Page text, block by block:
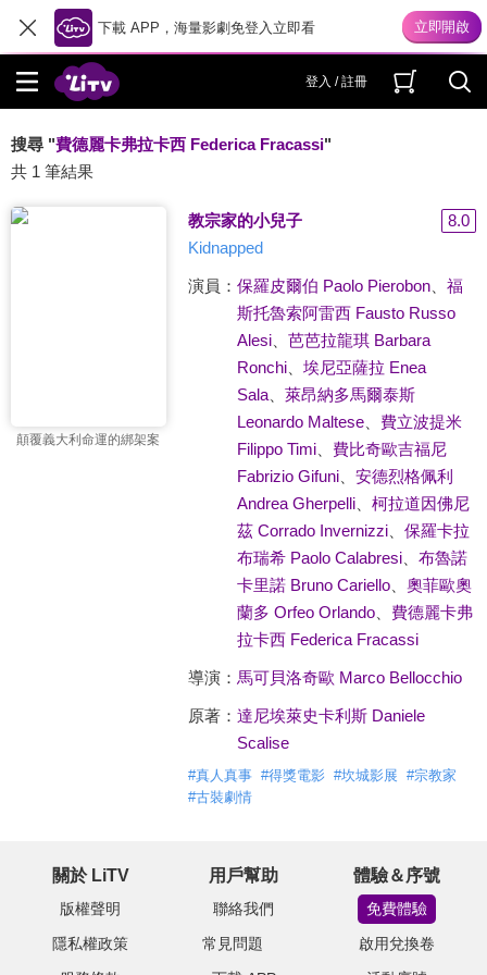
下載 APP，海量影劇免登入立即看
登入 / 註冊
搜尋 "費德麗卡弗拉卡西 Federica Fracassi"
共 1 筆結果
顛覆義大利命運的綁架案
教宗家的小兒子
8.0
Kidnapped
演員： 保羅皮爾伯 Paolo Pierobon、 福
斯托魯索阿雷西 Fausto Russo
Alesi、 芭芭拉龍琪 Barbara
Ronchi、 埃尼亞薩拉 Enea
Sala、 萊昂納多馬爾泰斯
Leonardo Maltese、 費立波提米
Filippo Timi、 費比奇歐吉福尼
Fabrizio Gifuni、 安德烈格佩利
Andrea Gherpelli、 柯拉道因佛尼
茲 Corrado Invernizzi、 保羅卡拉
布瑞希 Paolo Calabresi、 布魯諾
卡里諾 Bruno Cariello、 奧菲歐奧
蘭多 Orfeo Orlando、 費德麗卡弗
拉卡西 Federica Fracassi
導演： 馬可貝洛奇歐 Marco Bellocchio
原著： 達尼埃萊史卡利斯 Daniele
Scalise
#真人真事 #得獎電影 #坎城影展 #宗教家
#古裝劇情
關於 LiTV
版權聲明
隱私權政策
用戶幫助
聯絡我們
常見問題
體驗＆序號
免費體驗
啟用兌換卷